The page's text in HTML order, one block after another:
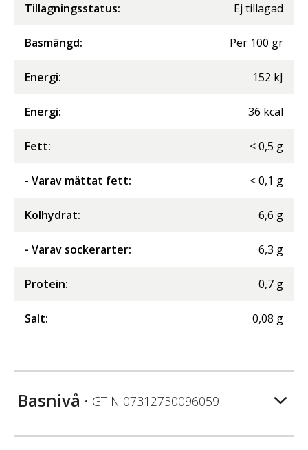
Tillagningsstatus: Ej tillagad
Basmängd: Per 100 gr
Energi: 152 kJ
Energi: 36 kcal
Fett: <0,5 g
- Varav mättat fett: <0,1 g
Kolhydrat: 6,6 g
- Varav sockerarter: 6,3 g
Protein: 0,7 g
Salt: 0,08 g
Basnivå • GTIN 07312730096059